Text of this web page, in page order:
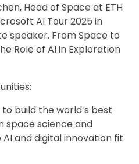
Head of Space at ETH
AI Tour 2025 in
speaker. From Space to
Role of AI in Exploration
to build the world’s best
space science and
and digital innovation fit